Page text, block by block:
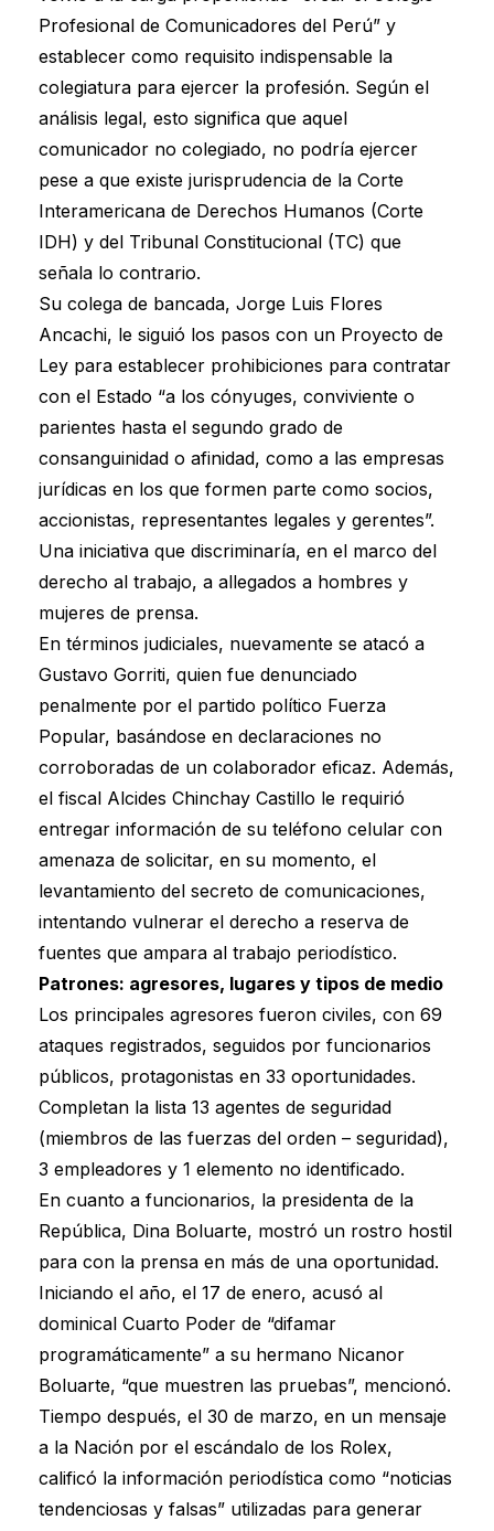
Profesional de Comunicadores del Perú” y
establecer como requisito indispensable la
colegiatura para ejercer la profesión. Según el
análisis legal, esto significa que aquel
comunicador no colegiado, no podría ejercer
pese a que existe jurisprudencia de la Corte
Interamericana de Derechos Humanos (Corte
IDH) y del Tribunal Constitucional (TC) que
señala lo contrario.
Su colega de bancada, Jorge Luis Flores
Ancachi, le siguió los pasos con un Proyecto de
Ley para establecer prohibiciones para contratar
con el Estado “a los cónyuges, conviviente o
parientes hasta el segundo grado de
consanguinidad o afinidad, como a las empresas
jurídicas en los que formen parte como socios,
accionistas, representantes legales y gerentes”.
Una iniciativa que discriminaría, en el marco del
derecho al trabajo, a allegados a hombres y
mujeres de prensa.
En términos judiciales, nuevamente se atacó a
Gustavo Gorriti, quien fue denunciado
penalmente por el partido político Fuerza
Popular, basándose en declaraciones no
corroboradas de un colaborador eficaz. Además,
el fiscal Alcides Chinchay Castillo le requirió
entregar información de su teléfono celular con
amenaza de solicitar, en su momento, el
levantamiento del secreto de comunicaciones,
intentando vulnerar el derecho a reserva de
fuentes que ampara al trabajo periodístico.
Patrones: agresores, lugares y tipos de medio
Los principales agresores fueron civiles, con 69
ataques registrados, seguidos por funcionarios
públicos, protagonistas en 33 oportunidades.
Completan la lista 13 agentes de seguridad
(miembros de las fuerzas del orden – seguridad),
3 empleadores y 1 elemento no identificado.
En cuanto a funcionarios, la presidenta de la
República, Dina Boluarte, mostró un rostro hostil
para con la prensa en más de una oportunidad.
Iniciando el año, el 17 de enero, acusó al
dominical Cuarto Poder de “difamar
programáticamente” a su hermano Nicanor
Boluarte, “que muestren las pruebas”, mencionó.
Tiempo después, el 30 de marzo, en un mensaje
a la Nación por el escándalo de los Rolex,
calificó la información periodística como “noticias
tendenciosas y falsas” utilizadas para generar